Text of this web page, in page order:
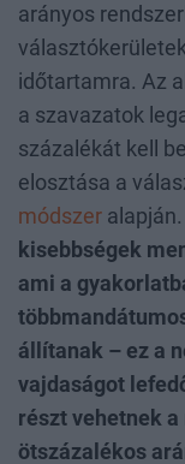
arányos
időtartamra. Az
a szavazatok
százalékát kell
elosztása a
módszer alapján.
kisebbségek
ami a
állítanak – ez a
vajdaságot
részt vehetnek
ötszázalékos